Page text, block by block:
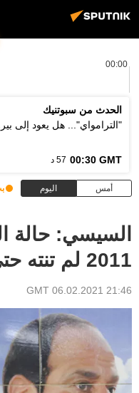
00:00
الحدث من سبوتنيك
"الترامواي"... هل يعود إلى
00:30 GMT 57 د
أمس اليوم
السيسي: حالة
2011 لم تنته حتى الآن
21:46 GMT 06.02.2021